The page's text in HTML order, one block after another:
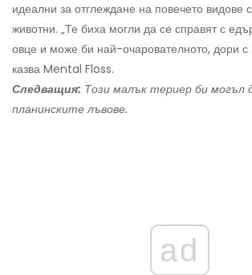
идеални за отглеждане на повечето видове
животни. „Те биха могли да се справят с
овце и може би най-очарователното, дори с
казва Mental Floss.
Следващия: Този малък териер би могъл
планинските лъвове.
ad